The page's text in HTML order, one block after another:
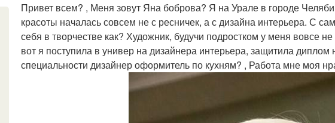
Привет всем? , Меня зовут Яна боброва? Я на Урале в городе
красоты началась совсем не с ресничек, а с дизайна интерьера. С
себя в творчестве как? Художник, будучи подростком у меня вовсе
вот я поступила в универ на дизайнера интерьера, защитила диплом
специальности дизайнер оформитель по кухням? , Работа мне моя